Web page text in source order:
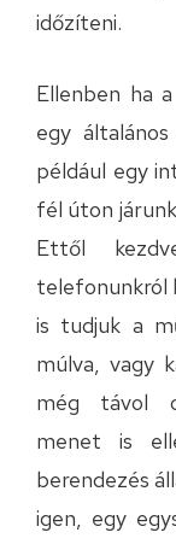
időzíteni.
Ellenben ha
egy
például egy
fél úton
Ettől
telefonunkról
is tudjuk a
múlva, vagy
még távol
menet is
berendezés
igen, egy